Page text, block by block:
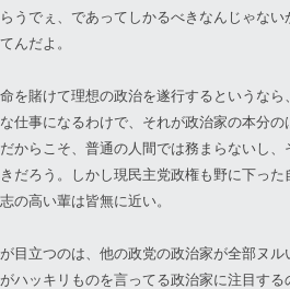
うでぇ、であってしかるべきなんじゃない
んだよ。
を賭けて理想の政治を遂行するというなら
仕事になるわけで、それが政治家の本分
からこそ、普通の人間では務まらないし
だろう。しかし現民主党政権も野に下った
の高い輩は皆無に近い。
目立つのは、他の政党の政治家が全部ヌル
ハッキリものを言ってる政治家に注目する